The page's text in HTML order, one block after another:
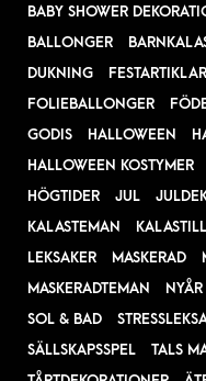
BABY SHOWER
BALLONGER
DUKNING
FESTARTIKLAR
FOLIEBALLONGER
GODIS
HALLOWEEN
HALLOWEEN KOSTYMER
HÖGTIDER
JUL
KALASTEMAN
LEKSAKER
MASKERAD
MASKERADTEMAN
NYÅR
SOL & BAD
SÄLLSKAPSSPEL
TALS